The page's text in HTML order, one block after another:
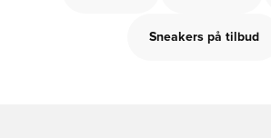
Sneakers på tilbud